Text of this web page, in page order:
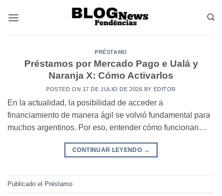
PRÉSTAMO
Préstamos por Mercado Pago e Ualá y
Naranja X: Cómo Activarlos
POSTED ON 17 DE JULIO DE 2026 BY EDITOR
En la actualidad, la posibilidad de acceder a
financiamiento de manera ágil se volvió fundamental para
muchos argentinos. Por eso, entender cómo funcionan…
CONTINUAR LEYENDO →
Publicado el Préstamo